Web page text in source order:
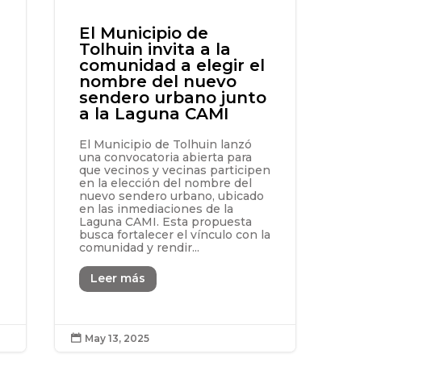
El Municipio de
Tolhuin invita a la
comunidad a elegir el
nombre del nuevo
sendero urbano junto
a la Laguna CAMI
El Municipio de Tolhuin lanzó
una convocatoria abierta para
que vecinos y vecinas participen
en la elección del nombre del
nuevo sendero urbano, ubicado
en las inmediaciones de la
Laguna CAMI. Esta propuesta
busca fortalecer el vínculo con la
comunidad y rendir...
Leer más
 May 13, 2025